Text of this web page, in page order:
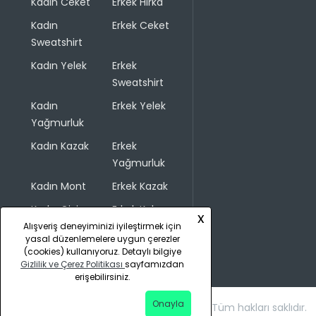
Kadın
Sweatshirt
Kadın Yelek
Kadın
Yağmurluk
Kadın Kazak
Kadın Mont
Kadın Giyim
Erkek Ceket
Erkek
Sweatshirt
Erkek Yelek
Erkek
Yağmurluk
Erkek Kazak
Erkek Kaban
Copyright © 2026 COLINS. Tüm hakları saklıdır.
Alışveriş deneyiminizi iyileştirmek için
yasal düzenlemelere uygun çerezler
(cookies) kullanıyoruz. Detaylı bilgiye
Gizlilik ve Çerez Politikası sayfamızdan
erişebilirsiniz.
Onayla
x